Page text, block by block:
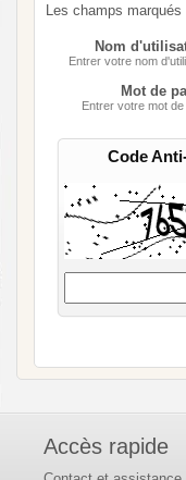
Les champs
Nom
Entrer votre nom
Mot de
Entrer votre mot
Code
Accès rapide